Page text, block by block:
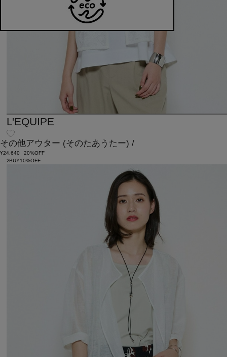
L'EQUIPE
その他アウター (そのたあうたー) /
¥24,640
20%OFF
2BUY10%OFF